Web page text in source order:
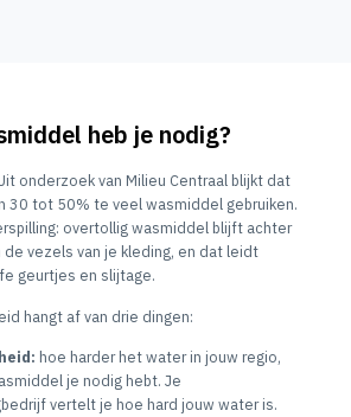
heb je nodig?
onderzoek van Milieu Centraal blijkt dat
30 tot 50% te veel wasmiddel gebruiken.
overtollig wasmiddel blijft achter
de vezels van je kleding, en dat leidt
geurtjes en slijtage.
hangt af van drie dingen:
hoe harder het water in jouw regio,
je nodig hebt. Je
vertelt je hoe hard jouw water is.